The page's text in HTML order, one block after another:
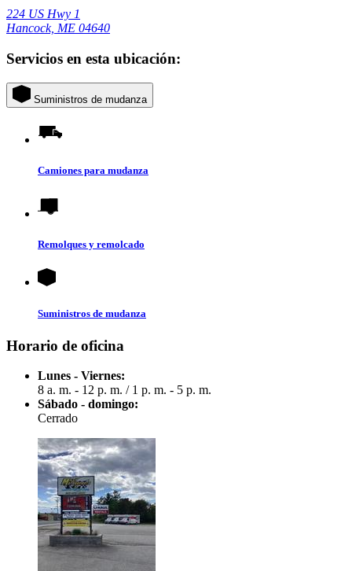
224 US Hwy 1
Hancock, ME 04640
Servicios en esta ubicación:
Suministros de mudanza
Camiones para mudanza
Remolques y remolcado
Suministros de mudanza
Horario de oficina
Lunes - Viernes:
8 a. m. - 12 p. m. / 1 p. m. - 5 p. m.
Sábado - domingo:
Cerrado